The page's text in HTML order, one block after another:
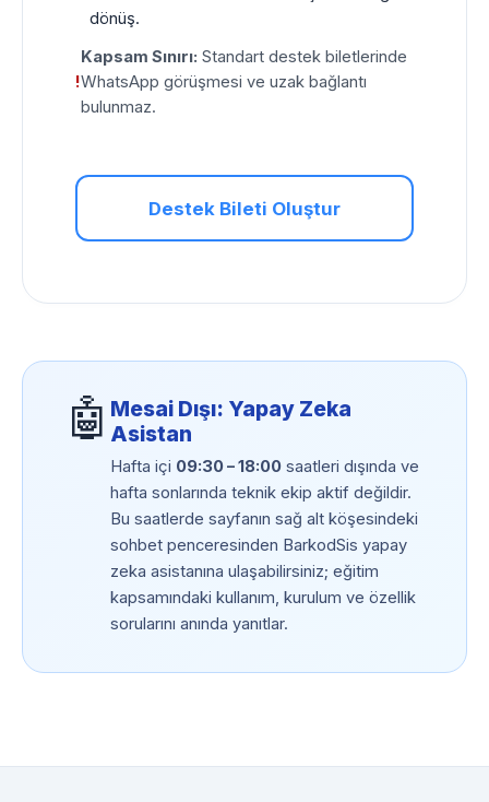
dönüş.
!
Kapsam Sınırı: Standart destek biletlerinde
WhatsApp görüşmesi ve uzak bağlantı
bulunmaz.
Destek Bileti Oluştur
🤖 Mesai Dışı: Yapay Zeka
Asistan
Hafta içi 09:30 – 18:00 saatleri dışında ve
hafta sonlarında teknik ekip aktif değildir.
Bu saatlerde sayfanın sağ alt köşesindeki
sohbet penceresinden BarkodSis yapay
zeka asistanına ulaşabilirsiniz; eğitim
kapsamındaki kullanım, kurulum ve özellik
sorularını anında yanıtlar.